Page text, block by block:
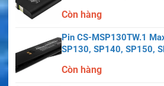
Còn hàng
Pin CS-MSP130TW.1
SP130, SP140, SP150,
Còn hàng